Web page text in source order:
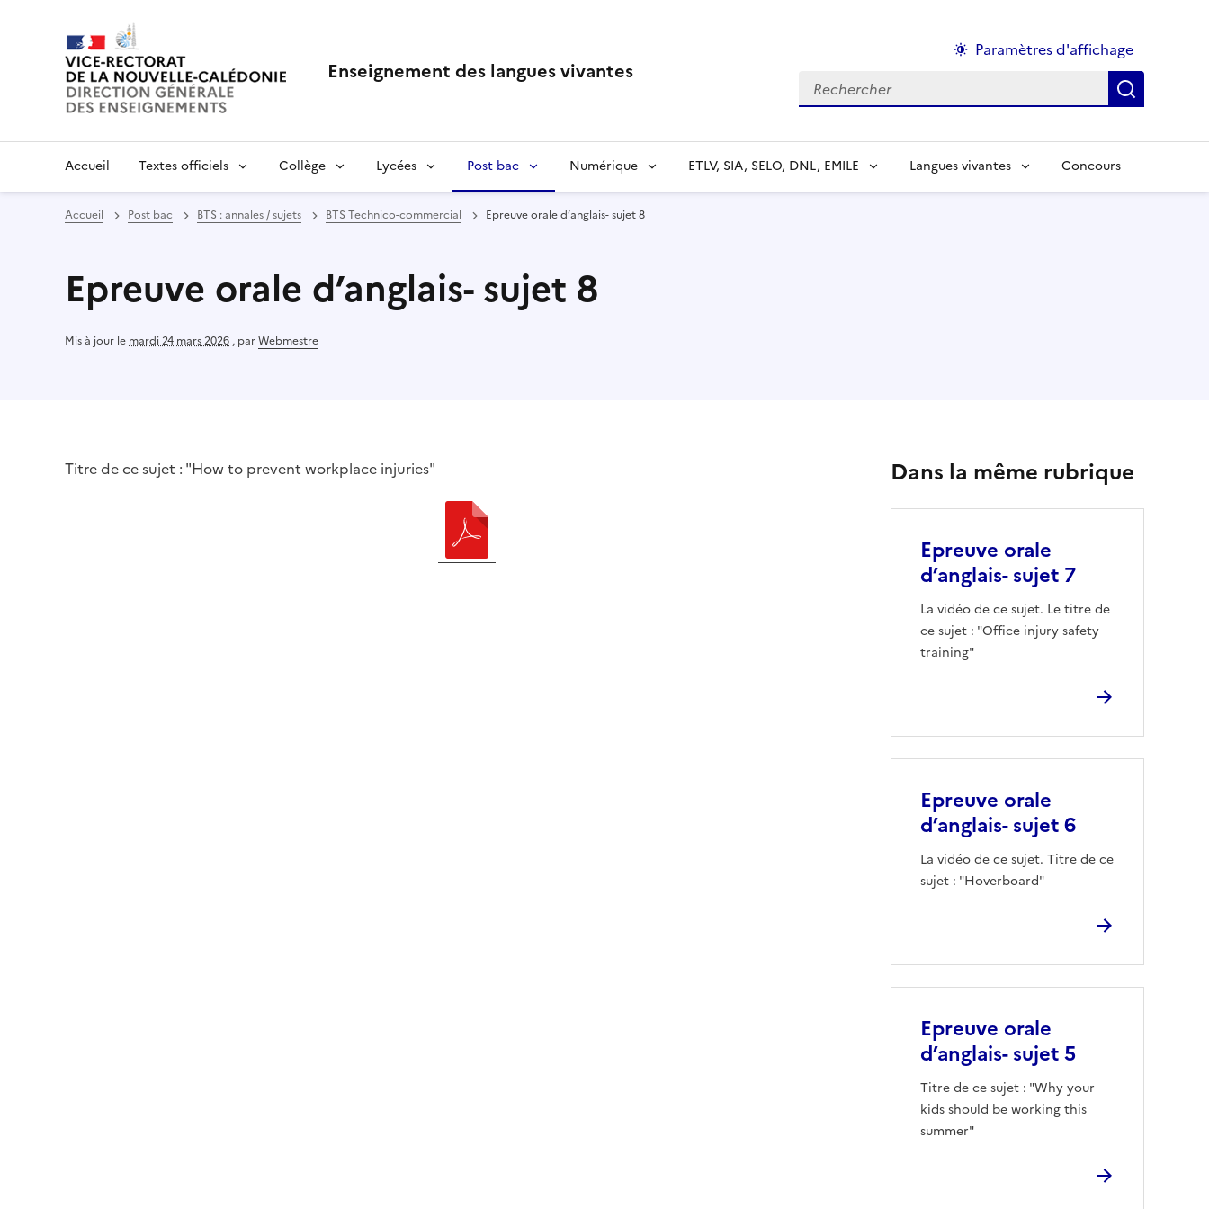
Enseignement des langues vivantes
Paramètres d'affichage
Rechercher :
Accueil Textes officiels Collège Lycées Post bac Numérique ETLV, SIA, SELO, DNL, EMILE Langues vivantes Concours
Accueil Post bac BTS : annales / sujets BTS Technico-commercial Epreuve orale d’anglais- sujet 8
Epreuve orale d’anglais- sujet 8
Mis à jour le mardi 24 mars 2026 , parWebmestre
Titre de ce sujet : "How to prevent workplace injuries" Dans la même rubrique
Epreuve orale
d’anglais- sujet 7
La vidéo de ce sujet. Le titre de
ce sujet : "Office injury safety
training"
Epreuve orale
d’anglais- sujet 6
La vidéo de ce sujet. Titre de ce
sujet : "Hoverboard"
Epreuve orale
d’anglais- sujet 5
Titre de ce sujet : "Why your
kids should be working this
summer"